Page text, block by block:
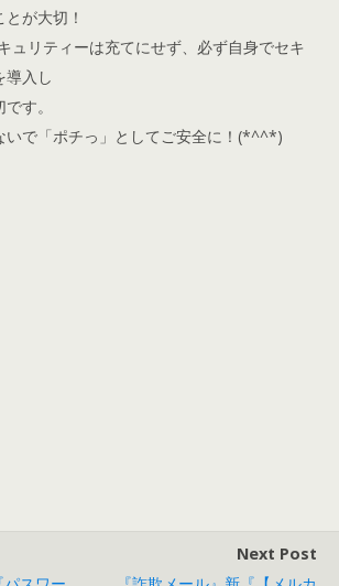
が大切！
ュリティーは充てにせず、必ず自身でセキ
導入し
す。
いで「ポチっ」としてご安全に！(*^^*)
Next Post